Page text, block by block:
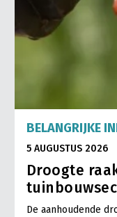
BELANGRIJKE
5 AUGUSTUS 2026
Droogte
De aanhoudende